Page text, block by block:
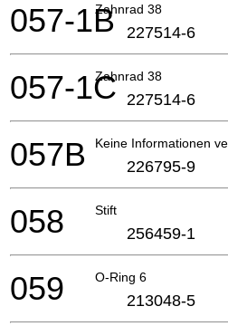
Zahnrad 38
057-1B 227514-6
Zahnrad 38
057-1C 227514-6
Keine Informationen
057B 226795-9
Stift
058 256459-1
O-Ring 6
059 213048-5